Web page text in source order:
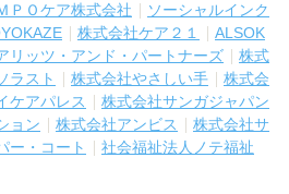
ＰＯケア株式会社
ソーシャルインク
株式会社ケア２１
ALSOK
リッツ・アンド・パートナーズ
株式
ラスト 株式会社やさしい手
株式会
ケアパレス
株式会社サンガジャパン
ョン
株式会社アンビス
株式会社サ
ー・コート
社会福祉法人ノテ福祉